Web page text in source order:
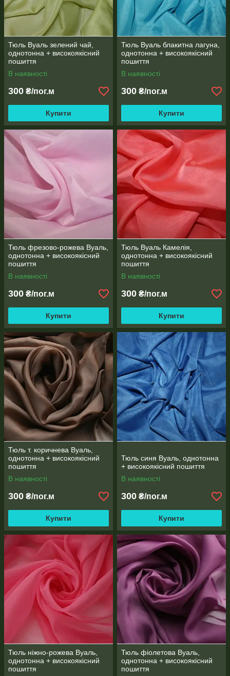
Тюль Вуаль зелений чай,
однотонна + високоякісний
пошиття
В наявності
300 ₴/пог.м
Купити
Тюль Вуаль блакитна лагуна,
однотонна + високоякісний
пошиття
В наявності
300 ₴/пог.м
Купити
Тюль фрезово-рожева Вуаль,
однотонна + високоякісний
пошиття
В наявності
300 ₴/пог.м
Купити
Тюль Вуаль Камелія,
однотонна + високоякісний
пошиття
В наявності
300 ₴/пог.м
Купити
Тюль т. коричнева Вуаль,
однотонна + високоякісний
пошиття
В наявності
300 ₴/пог.м
Купити
Тюль синя Вуаль, однотонна
+ високоякісний пошиття
В наявності
300 ₴/пог.м
Купити
Тюль ніжно-рожева Вуаль,
однотонна + високоякісний
пошиття
Тюль фіолетова Вуаль,
однотонна + високоякісний
пошиття